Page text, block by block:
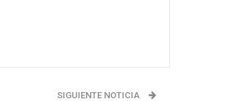
SIGUIENTE NOTICIA